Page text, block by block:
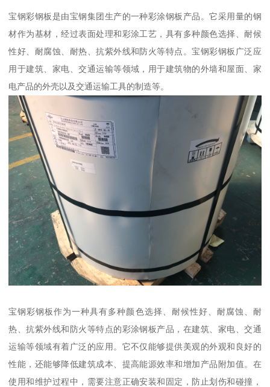
宝钢彩钢板是由宝钢集团生产的一种彩涂钢板产品。它采用量的钢
材作为基材，经过表面处理和彩涂工艺，具有多种颜色选择、耐候
性好、耐腐蚀、耐热、抗紫外线和防火等特点。宝钢彩钢板广泛应
用于建筑、家电、交通运输等领域，用于建筑物的外墙和屋面、家
电产品的外壳以及交通运输工具的制造等。
宝钢彩钢板作为一种具有多种颜色选择、耐候性好、耐腐蚀、耐
热、抗紫外线和防火等特点的彩涂钢板产品，在建筑、家电、交通
运输等领域有着广泛的应用。它不仅能够提供美观的外观和良好的
性能，还能够降低建筑成本、提高能源效率和增加产品附加值。在
使用和维护过程中，需要注意正确安装和固定，防止划伤和碰撞，